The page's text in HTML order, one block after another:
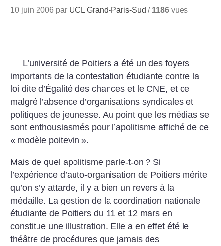
10 juin 2006 par UCL Grand-Paris-Sud / 1186 vues
L’université de Poitiers a été un des foyers
importants de la contestation étudiante contre la
loi dite d’Égalité des chances et le CNE, et ce
malgré l’absence d’organisations syndicales et
politiques de jeunesse. Au point que les médias se
sont enthousiasmés pour l’apolitisme affiché de ce
« modèle poitevin ».
Mais de quel apolitisme parle-t-on ? Si
l’expérience d’auto-organisation de Poitiers mérite
qu’on s’y attarde, il y a bien un revers à la
médaille. La gestion de la coordination nationale
étudiante de Poitiers du 11 et 12 mars en
constitue une illustration. Elle a en effet été le
théâtre de procédures que jamais des